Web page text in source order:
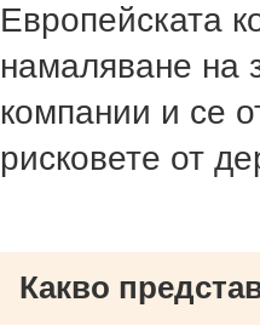
Европейската
намаляване на
компании и се
рисковете от
Какво